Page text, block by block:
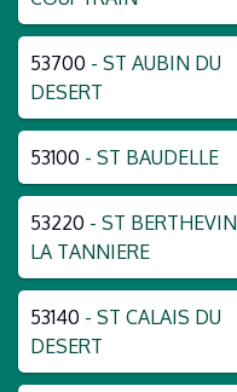
53700 - ST AUBIN DU
DESERT
53100 - ST BAUDELLE
53220 - ST BERTHEVIN
LA TANNIERE
53140 - ST CALAIS DU
DESERT